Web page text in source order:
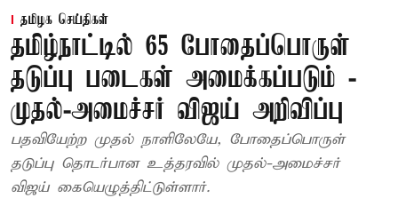
தமிழக செய்திகள்
தமிழ்நாட்டில் 65 போதைப்பொருள்
தடுப்பு படைகள் அமைக்கப்படும் -
முதல்-அமைச்சர் விஜய் அறிவிப்பு
பதவியேற்ற முதல் நாளிலேயே, போதைப்பொருள்
தடுப்பு தொடர்பான உத்தரவில் முதல்-அமைச்சர்
விஜய் கையெழுத்திட்டுள்ளார்.